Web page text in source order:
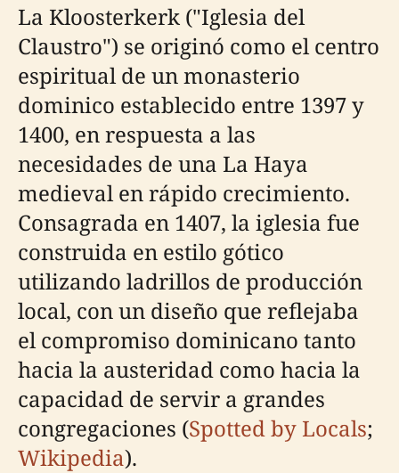
La Kloosterkerk ("Iglesia del
Claustro") se originó como el centro
espiritual de un monasterio
dominico establecido entre 1397 y
1400, en respuesta a las
necesidades de una La Haya
medieval en rápido crecimiento.
Consagrada en 1407, la iglesia fue
construida en estilo gótico
utilizando ladrillos de producción
local, con un diseño que reflejaba
el compromiso dominicano tanto
hacia la austeridad como hacia la
capacidad de servir a grandes
congregaciones (Spotted by Locals;
Wikipedia).